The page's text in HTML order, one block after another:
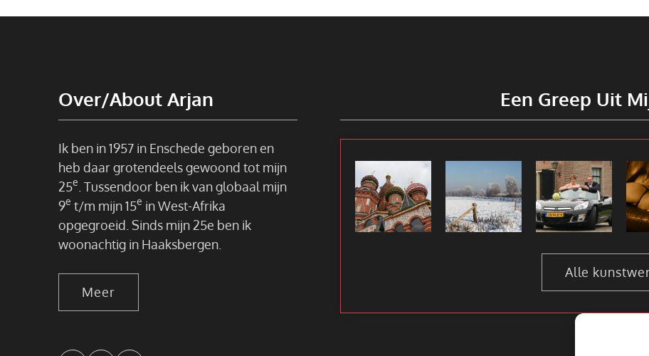
Over/About Arjan
Ik ben in 1957 in Enschede geboren en
heb daar grotendeels gewoond tot mijn
25e . Tussendoor ben ik van globaal mijn
9e t/m mijn 15e in West-Afrika
opgegroeid. Sinds mijn 25e ben ik
woonachtig in Haaksbergen.
Meer
Een Greep Uit
Alle